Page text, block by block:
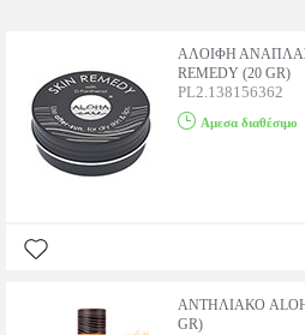
ΑΛΟΙΦΗ
REMEDY (20 GR)
PL2.138156362
Αμεσα διαθέσιμο
ΑΝΤΗΛΙΑΚΟ
GR)